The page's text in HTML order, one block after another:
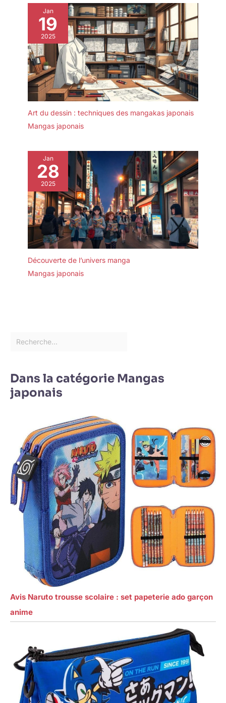
Jan
19
2025
Art du dessin : techniques des mangakas japonais
Mangas japonais
Jan
28
2025
Découverte de l’univers manga
Mangas japonais
Dans la catégorie Mangas
japonais
Avis Naruto trousse scolaire : set papeterie ado garçon
anime